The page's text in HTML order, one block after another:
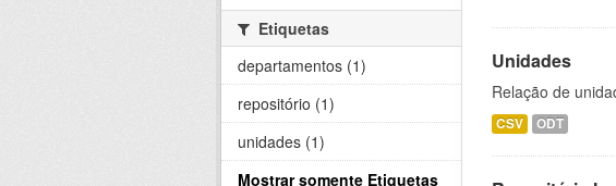
Unidades
Relação de
CSV ODT
Etiquetas
departamentos (1)
repositório (1)
unidades (1)
Mostrar somente Etiquetas